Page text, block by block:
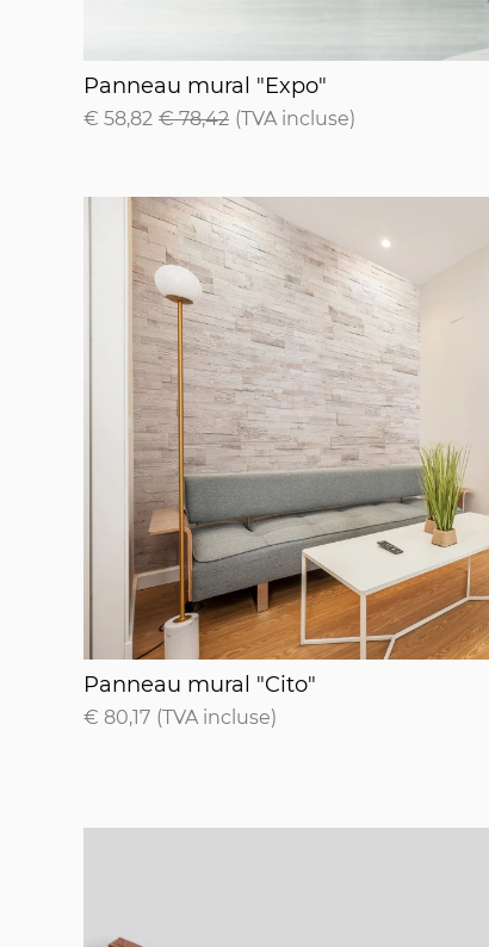
Panneau mural "Expo"
Panneau mural "Expo"
€ 58,82 € 78,42 (TVA incluse)
Panneau mural "Cito"
Panneau mural "Cito"
€ 80,17 (TVA incluse)